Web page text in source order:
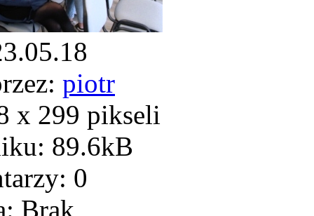
piotr
x 299 pikseli
89.6kB
0
Brak